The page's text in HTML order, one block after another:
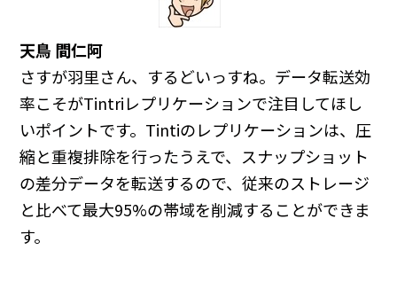
天鳥 間仁阿
さすが羽里さん、するどいっすね。データ転送効
率こそがTintriレプリケーションで注目してほし
いポイントです。Tintiのレプリケーションは、圧
縮と重複排除を行ったうえで、スナップショット
の差分データを転送するので、従来のストレージ
と比べて最大95%の帯域を削減することができま
す。